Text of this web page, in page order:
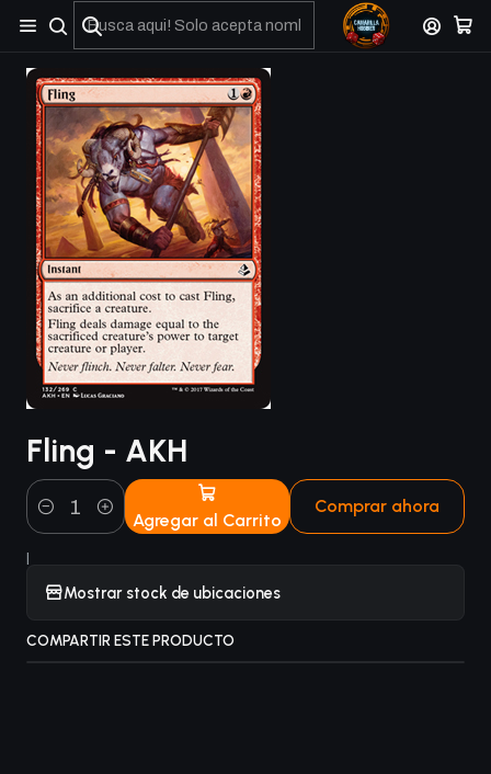
No olviden reportar sus depositos y transferencias por Whatsapp
Fling - AKH
Cantidad Agregar al Carrito
Comprar ahora
|
Mostrar stock de ubicaciones
COMPARTIR ESTE PRODUCTO